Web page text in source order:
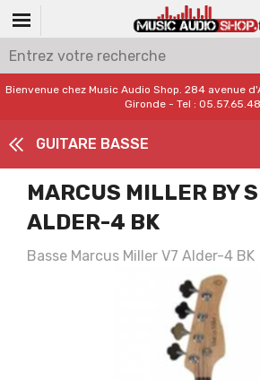
Bienvenue chez Music Audio Shop. 284 avenue
Gironde - Tel :
GUITARE BASSE
MARCUS MILLER BY
ALDER-4 BK
Basse Marcus Miller V7 Alder-4 BK